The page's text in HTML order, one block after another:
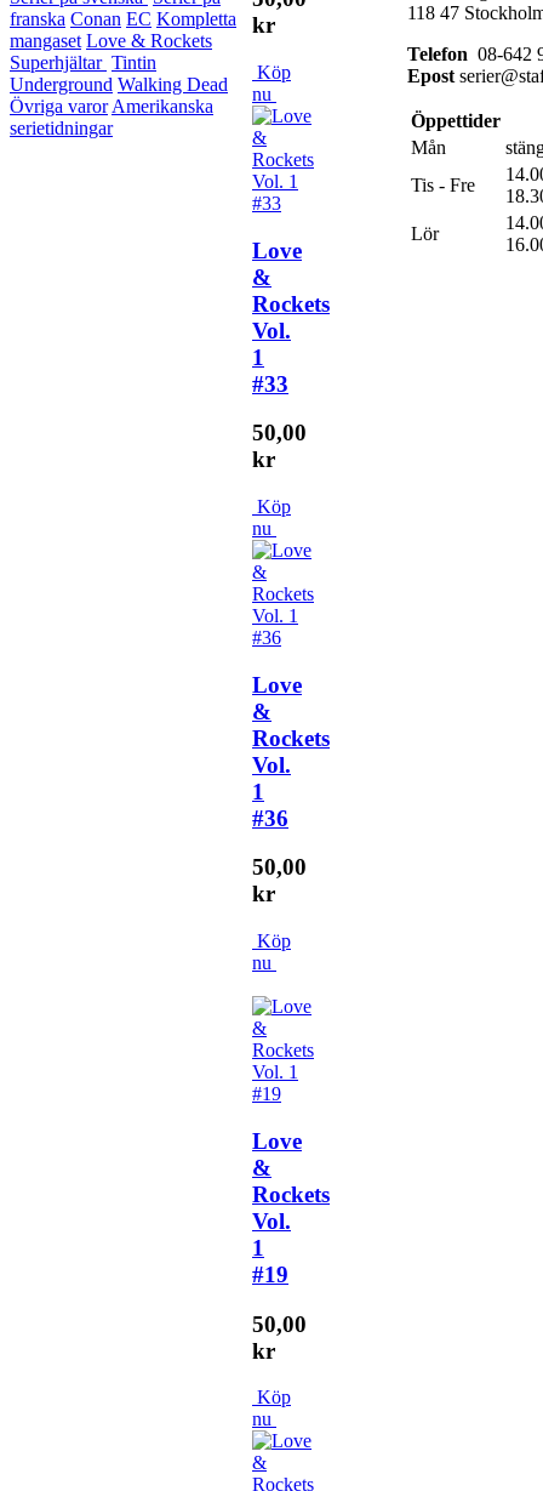
franska Conan EC Kompletta
mangaset Love & Rockets
Superhjältar Tintin
Underground Walking Dead
Övriga varorAmerikanska
serietidningar
kr
Köp
nu
Love
&
Rockets
Vol.
1
#33
50,00
kr
Köp
nu
Love
&
Rockets
Vol.
1
#36
50,00
kr
Köp
nu
Love
&
Rockets
Vol.
1
#19
50,00
kr
Köp
nu
118 47
Telefon 08-642
Epost
Öppettider
Mån
Tis - Fre
Lör